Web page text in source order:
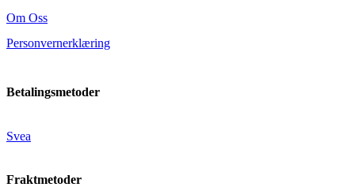
Om Oss
Personvernerklæring
Betalingsmetoder
Svea
Fraktmetoder